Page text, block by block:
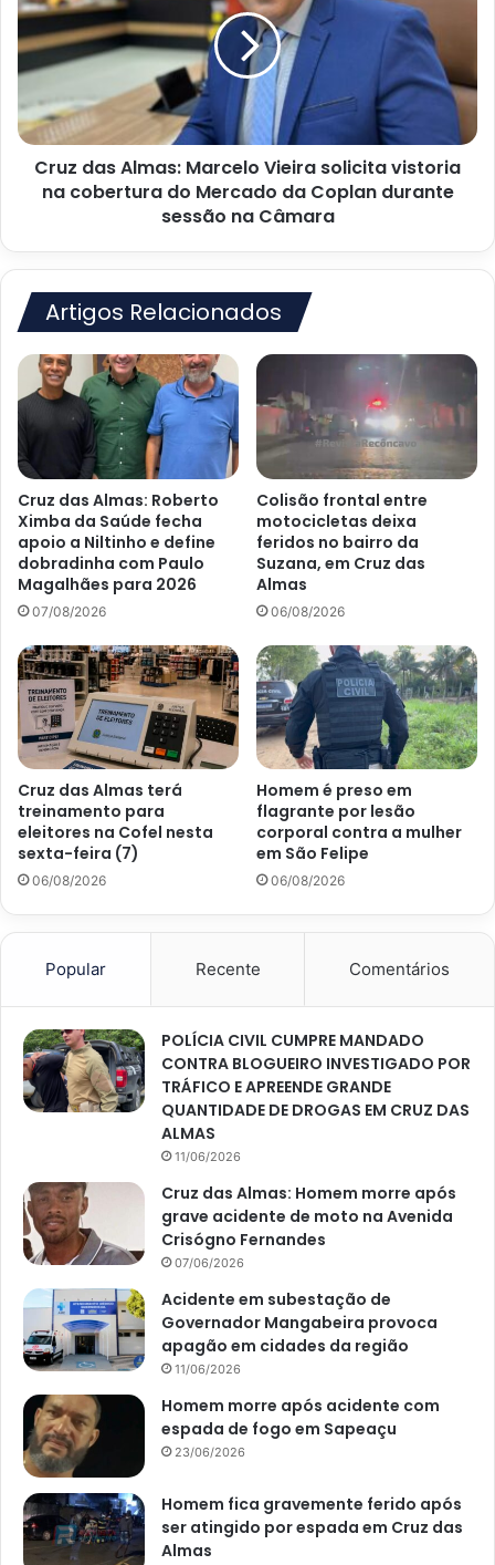
Salvador
Marcelo
Vieira
solicita
na
cobertura
Mercado
na
Câmara
Cruz das Almas: Marcelo Vieira solicita vistoria
na cobertura do Mercado da Coplan durante
sessão na Câmara
Artigos Relacionados
Cruz das Almas: Roberto
Ximba da Saúde fecha
apoio a Niltinho e define
dobradinha com Paulo
Magalhães para 2026
07/08/2026
Colisão frontal entre
motocicletas deixa
feridos no bairro da
Suzana, em Cruz das
Almas
06/08/2026
Cruz das Almas terá
treinamento para
eleitores na Cofel nesta
sexta-feira (7)
06/08/2026
Homem é preso em
flagrante por lesão
corporal contra a mulher
em São Felipe
06/08/2026
Popular Recente Comentários
POLÍCIA CIVIL CUMPRE MANDADO
CONTRA BLOGUEIRO INVESTIGADO POR
TRÁFICO E APREENDE GRANDE
QUANTIDADE DE DROGAS EM CRUZ DAS
ALMAS
11/06/2026
Cruz das Almas: Homem morre após
grave acidente de moto na Avenida
Crisógno Fernandes
07/06/2026
Acidente em subestação de
Governador Mangabeira provoca
apagão em cidades da região
11/06/2026
Homem morre após acidente com
espada de fogo em Sapeaçu
23/06/2026
Homem fica gravemente ferido após
ser atingido por espada em Cruz das
Almas